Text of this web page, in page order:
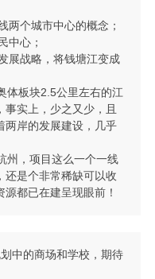
两个城市中心的概念；
中心；
展战略，将钱塘江变成
板块2.5公里左右的江
实上，少之又少，且
两岸的发展建设，几乎
，项目这么一个一线
还是个非常稀缺可以收
都已在建呈现眼前！
中的商场和学校，期待